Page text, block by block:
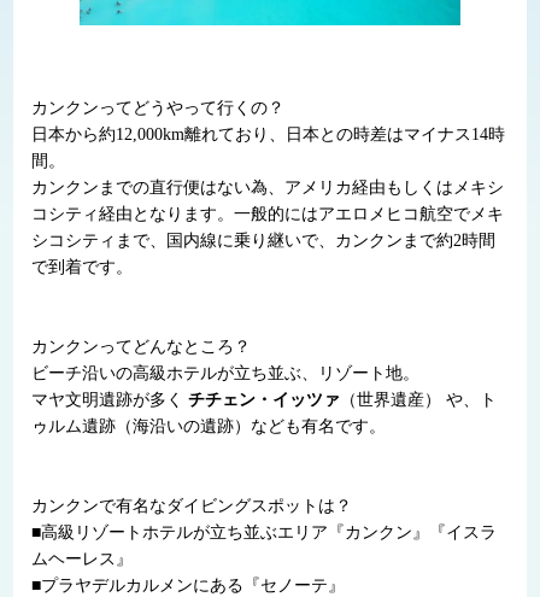
カンクンってどうやって行くの？
日本から約12,000km離れており、日本との時差はマイナス14時
間。
カンクンまでの直行便はない為、アメリカ経由もしくはメキシ
コシティ経由となります。一般的にはアエロメヒコ航空でメキ
シコシティまで、国内線に乗り継いで、カンクンまで約2時間
で到着です。
カンクンってどんなところ？
ビーチ沿いの高級ホテルが立ち並ぶ、リゾート地。
マヤ文明遺跡が多くチチェン・イッツァ （世界遺産） や、ト
ゥルム遺跡（海沿いの遺跡）なども有名です。
カンクンで有名なダイビングスポットは？
■高級リゾートホテルが立ち並ぶエリア『カンクン』『イスラ
ムヘーレス』
■プラヤデルカルメンにある『セノーテ』